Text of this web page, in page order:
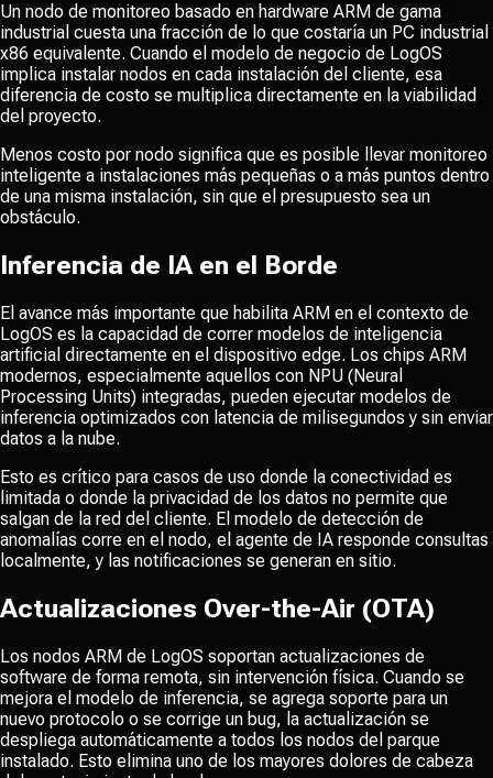
Un nodo de monitoreo basado en hardware ARM de gama
industrial cuesta una fracción de lo que costaría un PC industrial
x86 equivalente. Cuando el modelo de negocio de LogOS
implica instalar nodos en cada instalación del cliente, esa
diferencia de costo se multiplica directamente en la viabilidad
del proyecto.
Menos costo por nodo significa que es posible llevar monitoreo
inteligente a instalaciones más pequeñas o a más puntos dentro
de una misma instalación, sin que el presupuesto sea un
obstáculo.
Inferencia de IA en el Borde
El avance más importante que habilita ARM en el contexto de
LogOS es la capacidad de correr modelos de inteligencia
artificial directamente en el dispositivo edge. Los chips ARM
modernos, especialmente aquellos con NPU (Neural
Processing Units) integradas, pueden ejecutar modelos de
inferencia optimizados con latencia de milisegundos y sin enviar
datos a la nube.
Esto es crítico para casos de uso donde la conectividad es
limitada o donde la privacidad de los datos no permite que
salgan de la red del cliente. El modelo de detección de
anomalías corre en el nodo, el agente de IA responde consultas
localmente, y las notificaciones se generan en sitio.
Actualizaciones Over-the-Air (OTA)
Los nodos ARM de LogOS soportan actualizaciones de
software de forma remota, sin intervención física. Cuando se
mejora el modelo de inferencia, se agrega soporte para un
nuevo protocolo o se corrige un bug, la actualización se
despliega automáticamente a todos los nodos del parque
instalado. Esto elimina uno de los mayores dolores de cabeza